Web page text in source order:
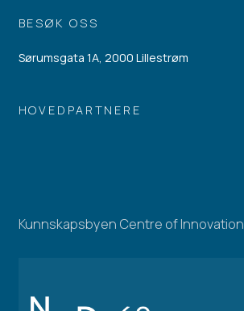
BESØK OSS
Sørumsgata 1A, 2000 Lillestrøm
HOVEDPARTNERE
Kunnskapsbyen Centre of Innovation